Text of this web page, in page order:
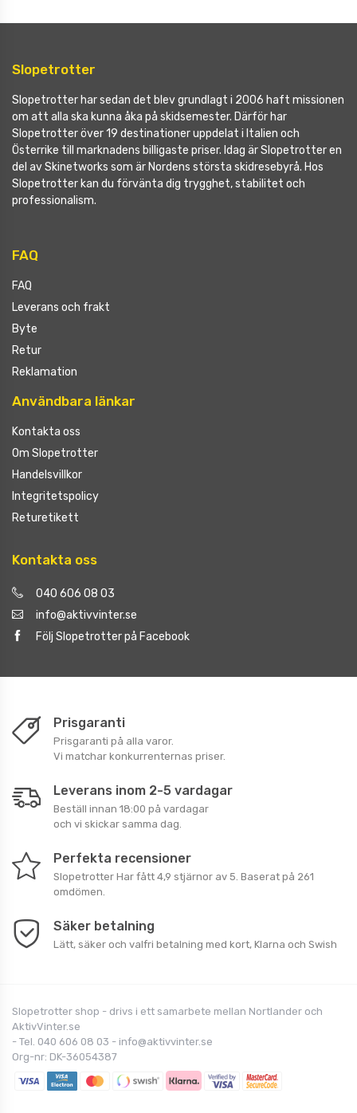
Slopetrotter
Slopetrotter har sedan det blev grundlagt i 2006 haft missionen
om att alla ska kunna åka på skidsemester. Därför har
Slopetrotter över 19 destinationer uppdelat i Italien och
Österrike till marknadens billigaste priser. Idag är Slopetrotter en
del av Skinetworks som är Nordens största skidresebyrå. Hos
Slopetrotter kan du förvänta dig trygghet, stabilitet och
professionalism.
FAQ
FAQ
Leverans och frakt
Byte
Retur
Reklamation
Användbara länkar
Kontakta oss
Om Slopetrotter
Handelsvillkor
Integritetspolicy
Returetikett
Kontakta oss
040 606 08 03
info@aktivvinter.se
Följ Slopetrotter på Facebook
Prisgaranti
Prisgaranti på alla varor.
Vi matchar konkurrenternas priser.
Leverans inom 2-5 vardagar
Beställ innan 18:00 på vardagar
och vi skickar samma dag.
Perfekta recensioner
Slopetrotter Har fått 4,9 stjärnor av 5. Baserat på 261
omdömen.
Säker betalning
Lätt, säker och valfri betalning med kort, Klarna och Swish
Slopetrotter shop - drivs i ett samarbete mellan Nortlander och
AktivVinter.se
- Tel. 040 606 08 03 - info@aktivvinter.se
Org-nr: DK-36054387